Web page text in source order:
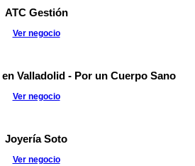
ATC Gestión
Ver negocio
Valladolid - Por un Cuerpo Sano
Ver negocio
Joyería Soto
Ver negocio